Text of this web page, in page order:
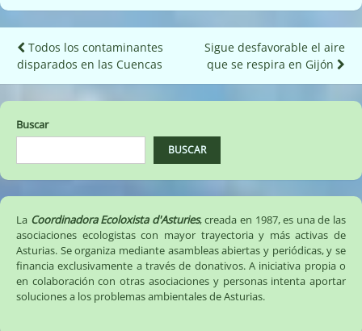
Navegación
de
entradas
Todos los contaminantes
disparados en las Cuencas
Sigue desfavorable el aire
que se respira en Gijón
Buscar
BUSCAR
La Coordinadora Ecoloxista d'Asturies, creada en 1987, es una de las
asociaciones ecologistas con mayor trayectoria y más activas de
Asturias. Se organiza mediante asambleas abiertas y periódicas, y se
financia exclusivamente a través de donativos. A iniciativa propia o
en colaboración con otras asociaciones y personas intenta aportar
soluciones a los problemas ambientales de Asturias.